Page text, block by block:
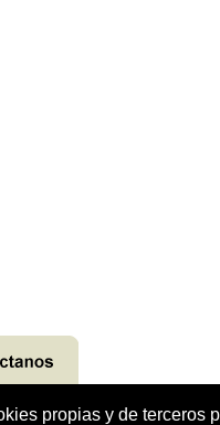
propias y de terceros